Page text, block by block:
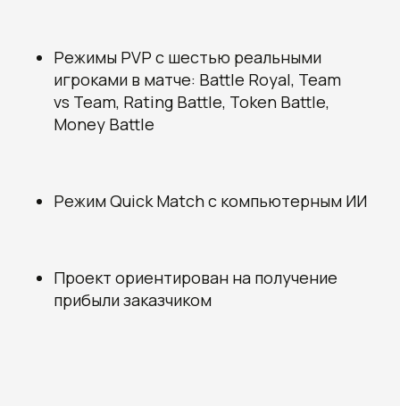
Режимы PVP с шестью реальными
игроками в матче: Battle Royal, Team
vs Team, Rating Battle, Token Battle,
Money Battle
Режим Quick Match с компьютерным ИИ
Проект ориентирован на получение
прибыли заказчиком